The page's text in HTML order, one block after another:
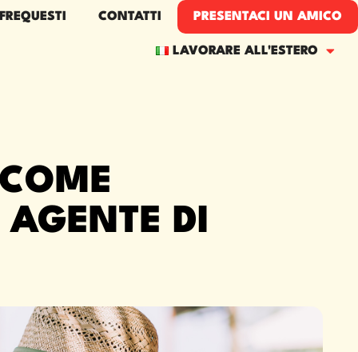
CONTATTI PRESENTACI UN AMICO
LAVORARE ALL'ESTERO
DI